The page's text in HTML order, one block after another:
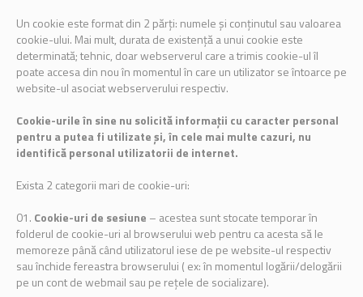
Un cookie este format din 2 părți: numele și conținutul sau valoarea
cookie-ului. Mai mult, durata de existență a unui cookie este
determinată; tehnic, doar webserverul care a trimis cookie-ul îl
poate accesa din nou în momentul în care un utilizator se întoarce pe
website-ul asociat webserverului respectiv.
Cookie-urile în sine nu solicită informații cu caracter personal
pentru a putea fi utilizate și, în cele mai multe cazuri, nu
identifică personal utilizatorii de internet.
Exista 2 categorii mari de cookie-uri:
Cookie-uri de sesiune – acestea sunt stocate temporar în
folderul de cookie-uri al browserului web pentru ca acesta să le
memoreze până când utilizatorul iese de pe website-ul respectiv
sau închide fereastra browserului ( ex: în momentul logării/delogării
pe un cont de webmail sau pe rețele de socializare).